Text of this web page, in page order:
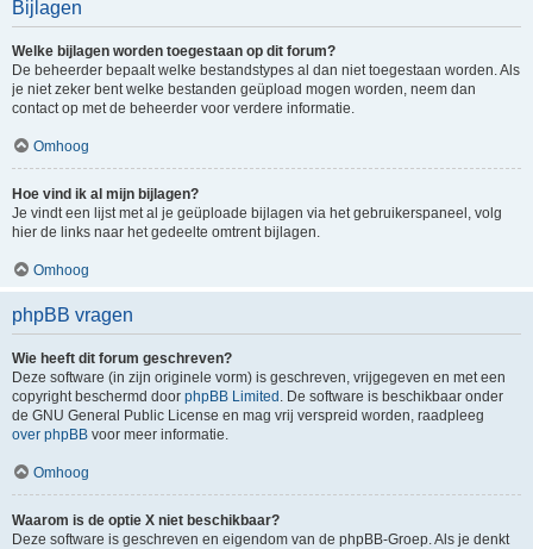
Bijlagen
Welke bijlagen worden toegestaan op dit forum?
De beheerder bepaalt welke bestandstypes al dan niet toegestaan worden. Als
je niet zeker bent welke bestanden geüpload mogen worden, neem dan
contact op met de beheerder voor verdere informatie.
Omhoog
Hoe vind ik al mijn bijlagen?
Je vindt een lijst met al je geüploade bijlagen via het gebruikerspaneel, volg
hier de links naar het gedeelte omtrent bijlagen.
Omhoog
phpBB vragen
Wie heeft dit forum geschreven?
Deze software (in zijn originele vorm) is geschreven, vrijgegeven en met een
copyright beschermd door phpBB Limited . De software is beschikbaar onder
de GNU General Public License en mag vrij verspreid worden, raadpleeg
over phpBB voor meer informatie.
Omhoog
Waarom is de optie X niet beschikbaar?
Deze software is geschreven en eigendom van de phpBB-Groep. Als je denkt